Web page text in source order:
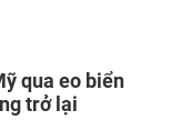
qua eo biển
trở lại